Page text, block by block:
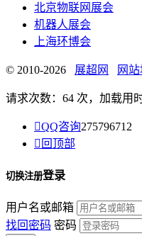
北京物联网展会
机器人展会
上海环博会
© 2010-2026 展超网 网
请求次数：64 次，加载用
QQ咨询275796712
 回顶部
切换注册登录
用户名或邮箱
找回密码 密码